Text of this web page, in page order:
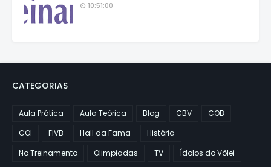
10:51:00
CATEGORIAS
Aula Prática Aula Teórica Blog CBV
COB
COI
FIVB Hall da Fama
História
No Treinamento
Olimpiadas TV Ídolos do Vôlei